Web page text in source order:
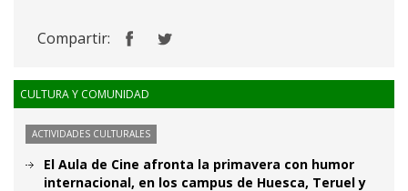
Compartir:
CULTURA Y COMUNIDAD
ACTIVIDADES CULTURALES
El Aula de Cine afronta la primavera con humor
internacional, en los campus de Huesca, Teruel y